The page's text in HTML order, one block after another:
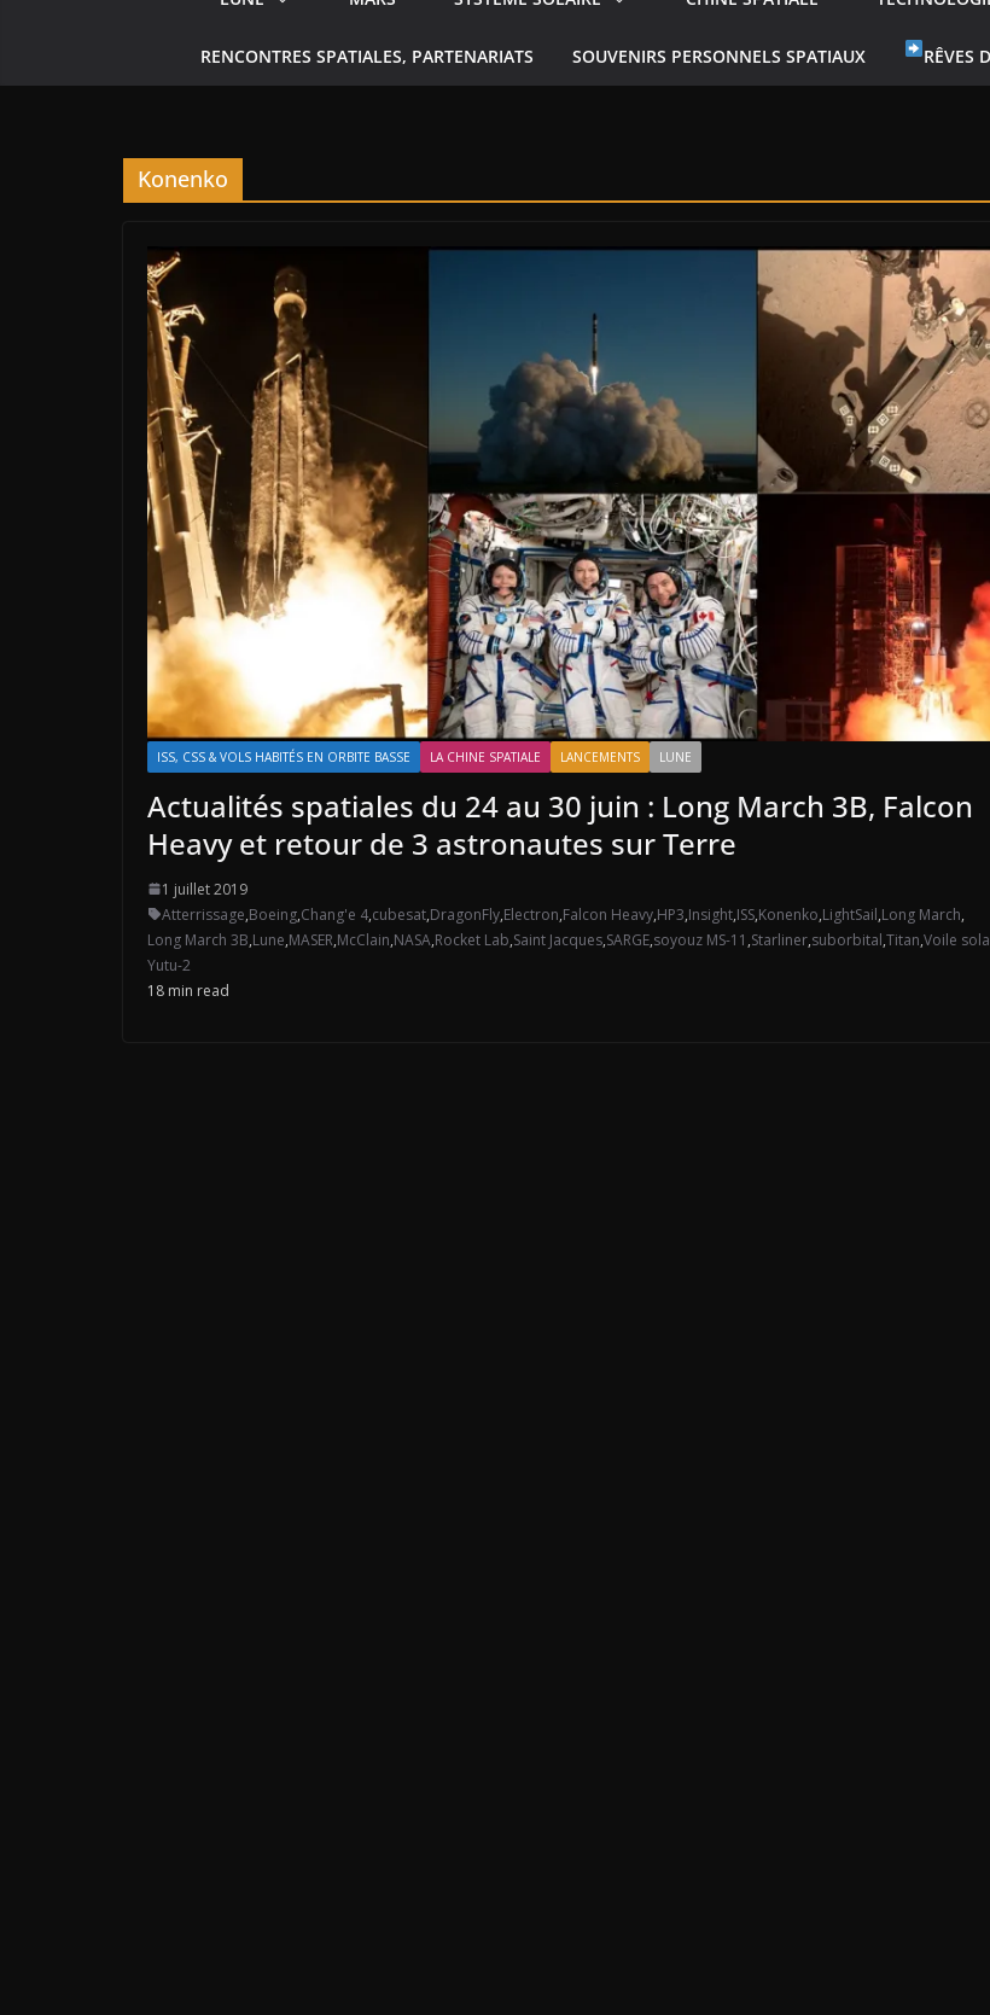
RENCONTRES SPATIALES, PARTENARIATS SOUVENIRS PERSONNELS SPATIAUX RÊVES
Konenko
ISS, CSS & VOLS HABITÉS EN ORBITE BASSE LA CHINE SPATIALE LANCEMENTS LUNE
Actualités spatiales du 24 au 30 juin : Long March 3B, Falcon
Heavy et retour de 3 astronautes sur Terre
1 juillet 2019
Atterrissage,Boeing,Chang'e 4,cubesat,DragonFly,Electron,Falcon Heavy,HP3,Insight,ISS,Konenko,LightSail,Long March,
Long March 3B,Lune,MASER,McClain,NASA,Rocket Lab,Saint Jacques,SARGE,soyouz MS-11 ,Starliner,suborbital,Titan,Voile
Yutu-2
18 min read